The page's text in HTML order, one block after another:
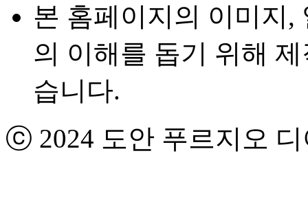
본 홈페이지의 이미지,
의 이해를 돕기 위해
습니다.
ⓒ 2024 도안 푸르지오 디